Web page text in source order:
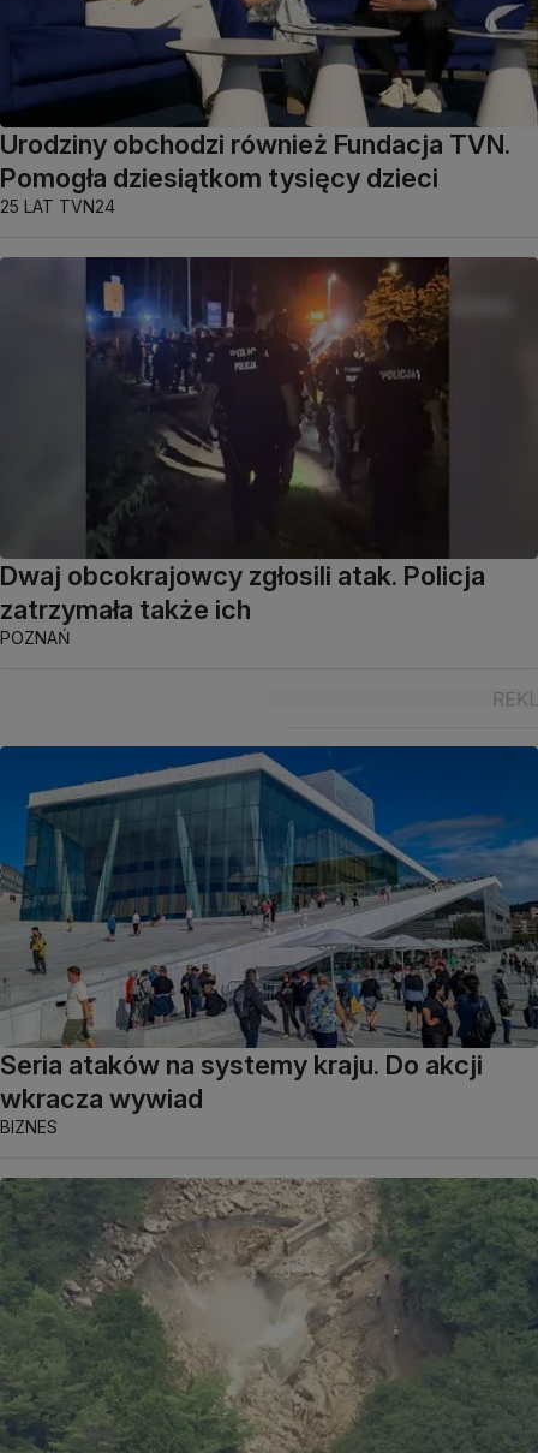
Urodziny obchodzi również Fundacja TVN.
Pomogła dziesiątkom tysięcy dzieci
25 LAT TVN24
Dwaj obcokrajowcy zgłosili atak. Policja
zatrzymała także ich
POZNAŃ
Seria ataków na systemy kraju. Do akcji
wkracza wywiad
BIZNES